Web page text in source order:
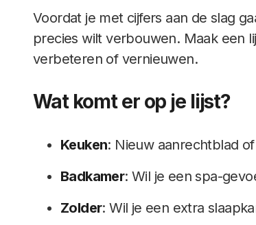
Voordat je met cijfers aan de slag
precies wilt verbouwen. Maak een
verbeteren of vernieuwen.
Wat komt er op je lijst?
Keuken: Nieuw aanrechtblad
Badkamer: Wil je een spa-
Zolder: Wil je een extra